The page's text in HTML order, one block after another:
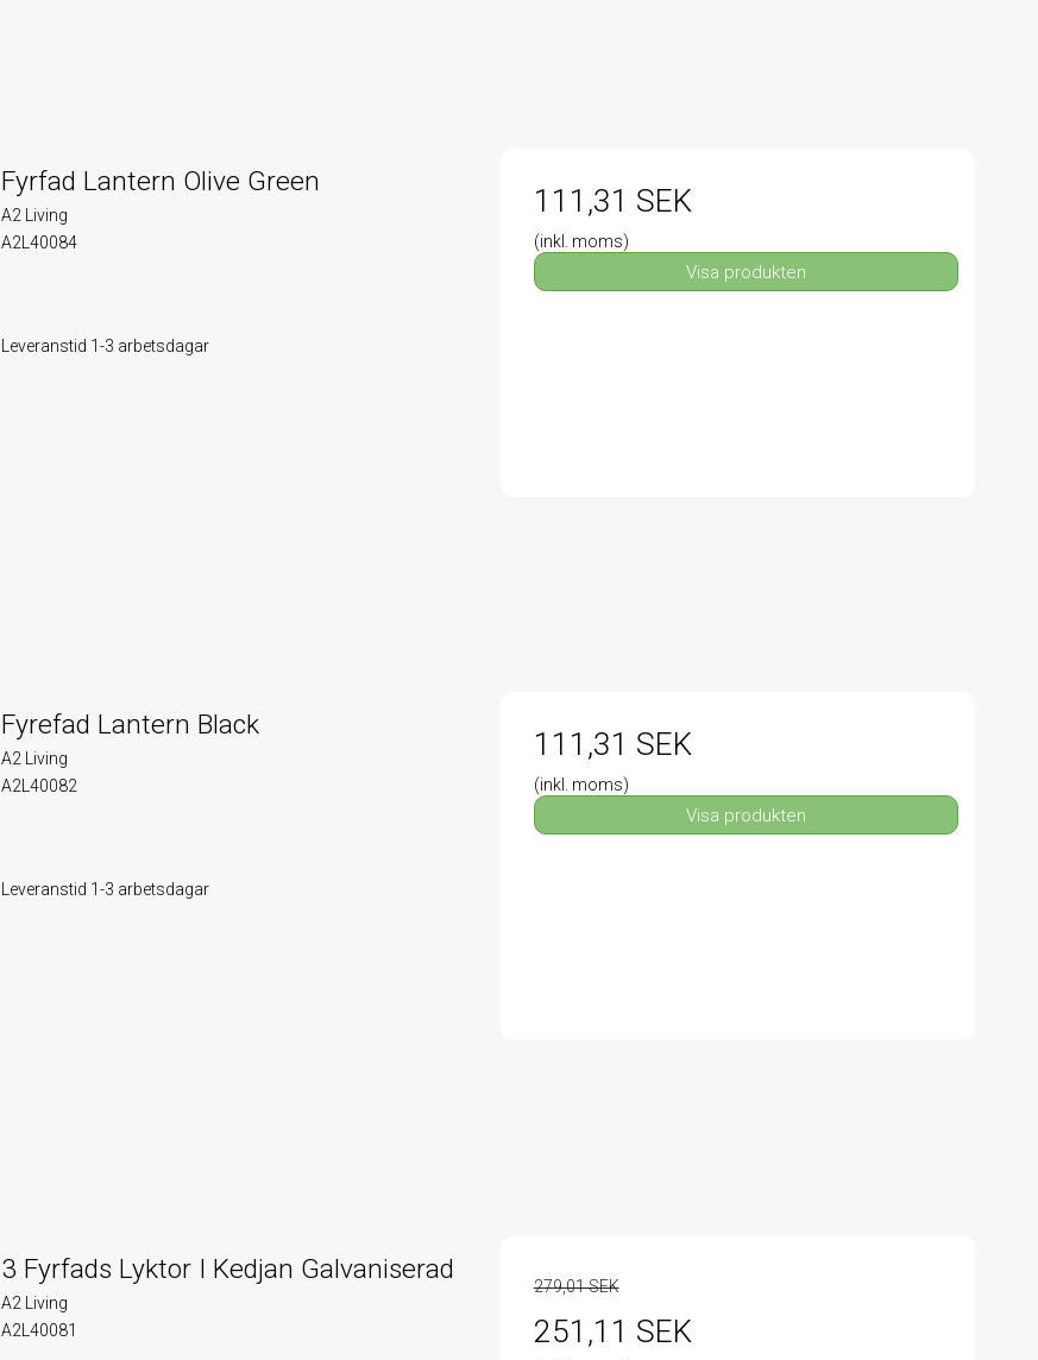
Fyrfad Lantern Olive Green
A2 Living
A2L40084
Leveranstid 1-3 arbetsdagar
111,31 SEK
(inkl. moms)
Visa produkten
Fyrefad Lantern Black
A2 Living
A2L40082
Leveranstid 1-3 arbetsdagar
111,31 SEK
(inkl. moms)
Visa produkten
3 Fyrfads Lyktor I Kedjan Galvaniserad
A2 Living
A2L40081
279,01 SEK
251,11 SEK